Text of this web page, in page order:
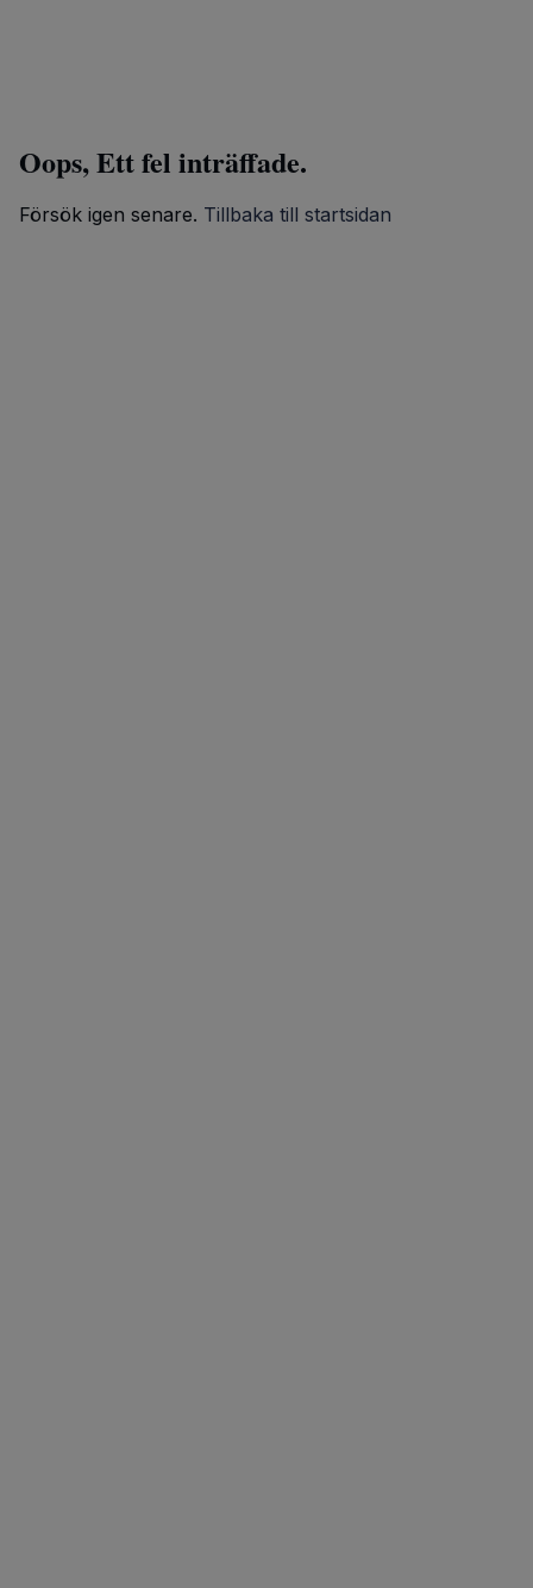
Oops, Ett fel inträffade.
Försök igen senare. Tillbaka till startsidan